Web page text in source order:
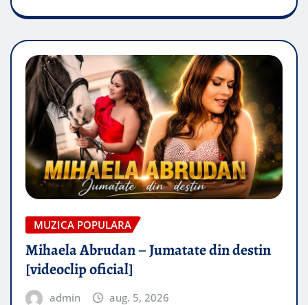
MUZICA POPULARA
Mihaela Abrudan – Jumatate din destin
[videoclip oficial]
admin aug. 5, 2026